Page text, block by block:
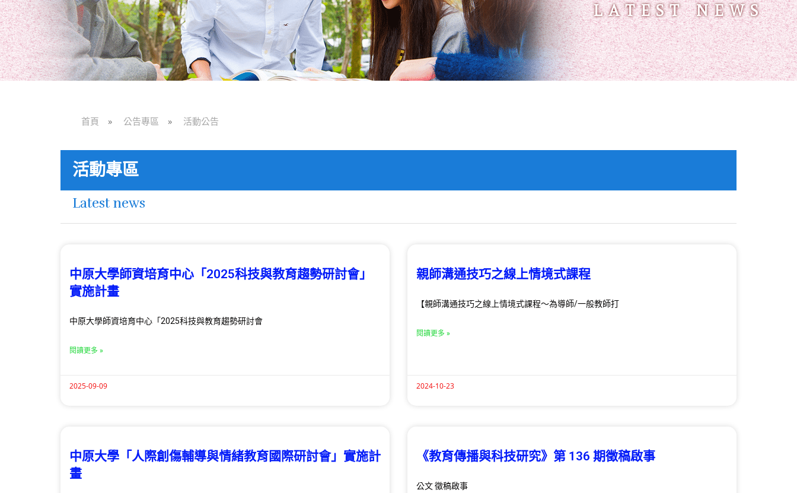
LATEST NEWS
首頁 » 公告專區 » 活動公告
活動專區
Latest news
中原大學師資培育中心「2025科技與教育趨勢研討會」
實施計畫
中原大學師資培育中心「2025科技與教育趨勢研討會
閱讀更多 »
2025-09-09
親師溝通技巧之線上情境式課程
【親師溝通技巧之線上情境式課程～為導師/一般教師打
閱讀更多 »
2024-10-23
中原大學「人際創傷輔導與情緒教育國際研討會」實施計
畫
《教育傳播與科技研究》第 136 期徵稿啟事
公文 徵稿啟事